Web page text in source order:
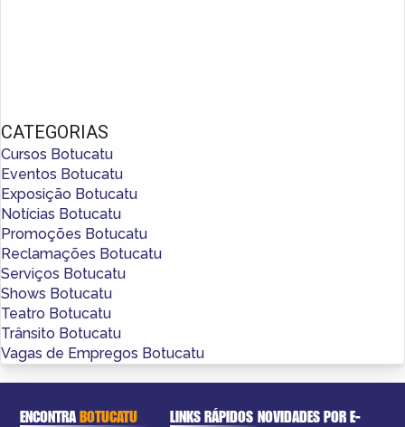
CATEGORIAS
Cursos Botucatu
Eventos Botucatu
Exposição Botucatu
Notícias Botucatu
Promoções Botucatu
Reclamações Botucatu
Serviços Botucatu
Shows Botucatu
Teatro Botucatu
Trânsito Botucatu
Vagas de Empregos Botucatu
ENCONTRABOTUCATU LINKS RÁPIDOS NOVIDADES POR E-